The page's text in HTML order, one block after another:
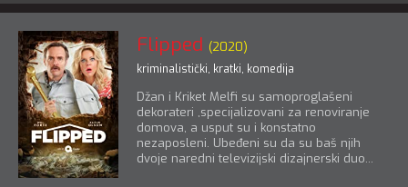
Flipped (2020)
kriminalistički, kratki, komedija
Džan i Kriket Melfi su samoproglašeni
dekorateri ,specijalizovani za renoviranje
domova, a usput su i konstatno
nezaposleni. Ubeđeni su da su baš njih
dvoje naredni televizijski dizajnerski duo...